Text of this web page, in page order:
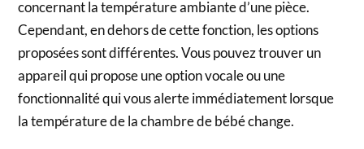
concernant la température ambiante d’une pièce.
Cependant, en dehors de cette fonction, les options
proposées sont différentes. Vous pouvez trouver un
appareil qui propose une option vocale ou une
fonctionnalité qui vous alerte immédiatement lorsque
la température de la chambre de bébé change.